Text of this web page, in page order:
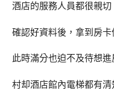
酒店的服務人員都很親
確認好資料後，拿到房
此時滿分也迫不及待想
村却酒店館內電梯都有